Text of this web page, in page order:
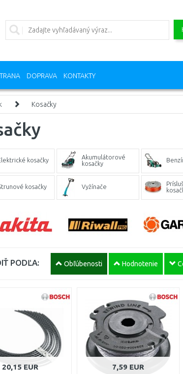
DOPRAVA KONTAKTY
Kosačky
kosačky
Akumulátorové
kosačky
kosačky Vyžínače
PODĽA: Obľúbenosti Hodnotenie
20,15 EUR 7,59 EUR